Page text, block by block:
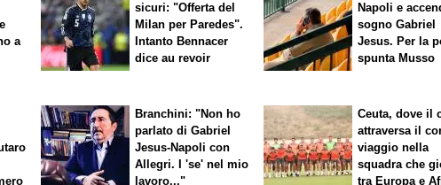
a
sicuri: "Offerta del
Milan per Paredes".
Intanto Bennacer
diceau revoir
Napoli e
sogno Gabriel
Jesus. Per la
spunta Musso
Branchini: "Non ho
parlato di Gabriel
Jesus-Napoli con
Allegri. I 'se' nel mio
lavoro..."
Ceuta, dove il
attraversa il
viaggio nella
squadra che
tra Europa e